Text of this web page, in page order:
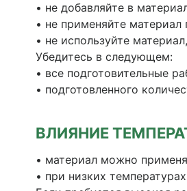
• не добавляйте в
• не применяйте
• не используйте
Убедитесь в следующем:
• все подготовительные
• подготовленного
ВЛИЯНИЕ
• материал можно
• при низких